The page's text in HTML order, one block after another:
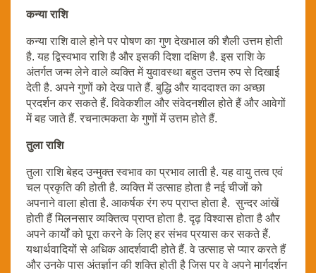
कन्या राशि
कन्या राशि वाले होने पर पोषण का गुण देखभाल की शैली उत्तम होती
है. यह द्विस्वभाव राशि है और इसकी दिशा दक्षिण है. इस राशि के
अंतर्गत जन्म लेने वाले व्यक्ति में युवावस्था बहुत उत्तम रुप से दिखाई
देती है. अपने गुणों को देख पाते हैं. बुद्धि और याददाश्त का अच्छा
प्रदर्शन कर सकते हैं. विवेकशील और संवेदनशील होते हैं और आवेगों
में बह जाते हैं. रचनात्मकता के गुणों में उत्तम होते हैं.
तुला राशि
तुला राशि बेहद उन्मुक्त स्वभाव का प्रभाव लाती है. यह वायु तत्व एवं
चल प्रकृति की होती है. व्यक्ति में उत्साह होता है नई चीजों को
अपनाने वाला होता है. आकर्षक रंग रुप प्राप्त होता है. सुन्दर आंखें
होती हैं मिलनसार व्यक्तित्व प्राप्त होता है. दृढ़ विश्वास होता है और
अपने कार्यों को पूरा करने के लिए हर संभव प्रयास कर सकते हैं.
यथार्थवादियों से अधिक आदर्शवादी होते हैं. वे उत्साह से प्यार करते हैं
और उनके पास अंतर्ज्ञान की शक्ति होती है जिस पर वे अपने मार्गदर्शन